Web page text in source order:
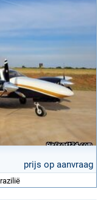
prijs op aanvraag